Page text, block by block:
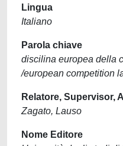
Lingua
Italiano
Parola chiave
discilina europea della
/european competition
Relatore, Supervisor,
Zagato, Lauso
Nome Editore